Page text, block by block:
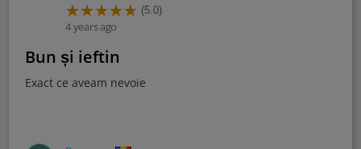
(5.0)
4 years ago
Bun și ieftin
Exact ce aveam nevoie